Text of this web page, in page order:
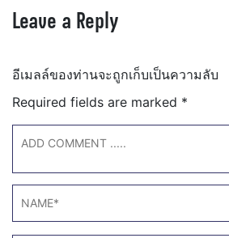
Leave a Reply
อีเมลล์ของท่านจะถูกเก็บเป็นความลับ
Required fields are marked *